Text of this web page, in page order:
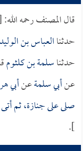
قال المصنف رحمه
حدثناالعباس بن
حدثناسلمة بن كلثوم
عنأبي سلمةعنأبي
صلى على جنازة، ثم
].